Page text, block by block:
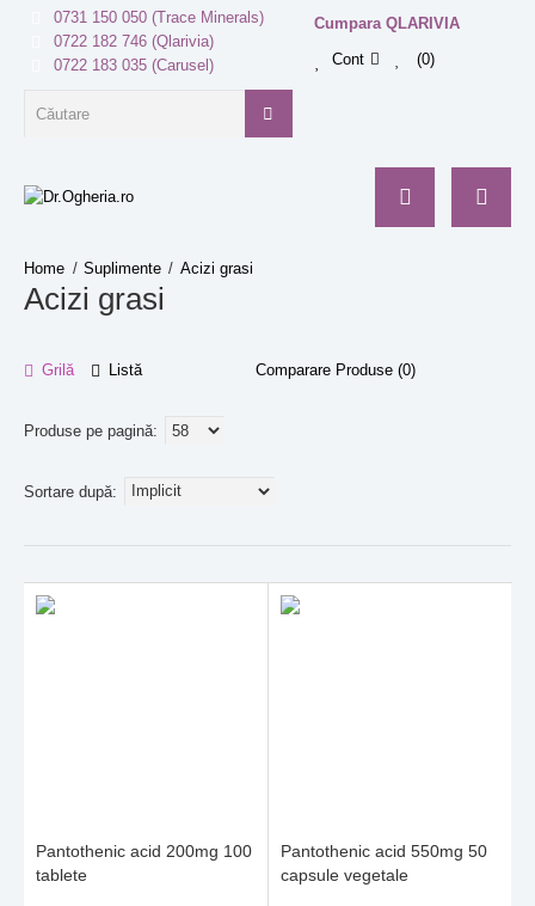
0731 150 050 (Trace Minerals)
0722 182 746 (Qlarivia)
0722 183 035 (Carusel)
Cumpara QLARIVIA
Cont
0
Suplimente Acizi grasi
Acizi grasi
Grilă Listă Comparare Produse (0)
Produse pe pagină:
Sortare după:
Pantothenic acid 200mg 100
tablete
Pantothenic acid 550mg 50
capsule vegetale